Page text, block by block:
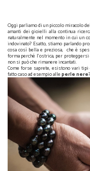
Oggi parliamo di un piccolo miracolo
amanti dei gioielli alla continua
naturalmente nel momento in cui un
indovinato? Esatto, stiamo parlando
cosa così bella e preziosa, che è
forma perché l’ostrica, per
non si può che rimanere incantati.
Come forse saprete, esistono vari
fatto caso ad esempio alleperle nere